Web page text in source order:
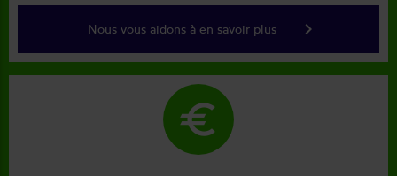
Nous vous aidons à en savoir plus keyboard_arrow_right
euro